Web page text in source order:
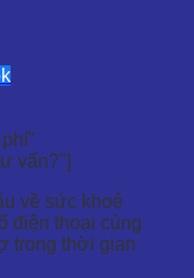
vấn?"]
về sức khoẻ
điện thoại cùng
trong thời gian